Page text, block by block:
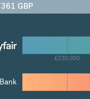
GBP
£230.000